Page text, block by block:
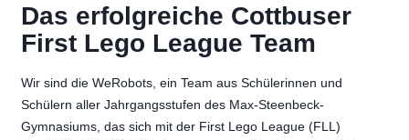
Das erfolgreiche Cottbuser
First Lego League Team
Wir sind die WeRobots, ein Team aus Schülerinnen und
Schülern aller Jahrgangsstufen des Max-Steenbeck-
Gymnasiums, das sich mit der First Lego League (FLL)